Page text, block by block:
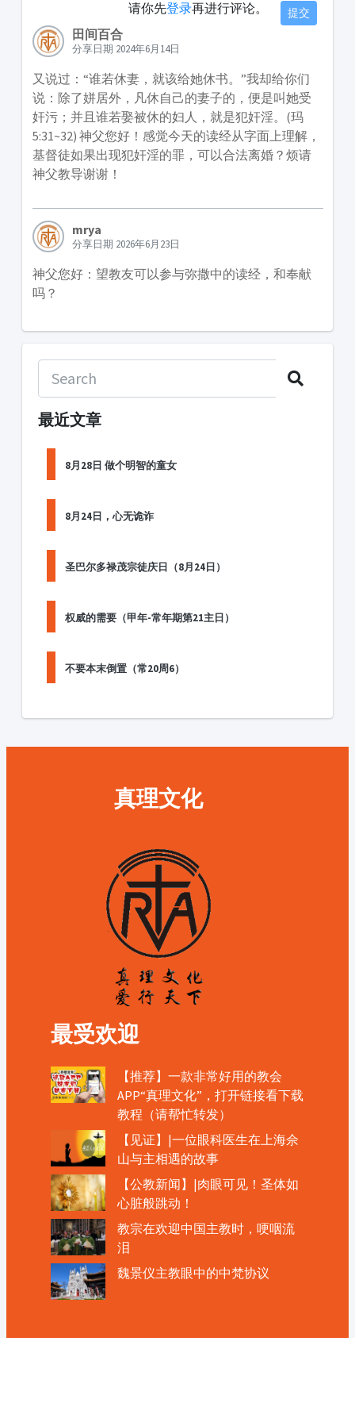
请你先登录再进行评论。 提交
田间百合
分享日期 2024年6月14日
又说过：“谁若休妻，就该给她休书。”我却给你们
说：除了姘居外，凡休自己的妻子的，便是叫她受
奸污；并且谁若娶被休的妇人，就是犯奸淫。(玛
5:31~32) 神父您好！感觉今天的读经从字面上理解，
基督徒如果出现犯奸淫的罪，可以合法离婚？烦请
神父教导谢谢！
mrya
分享日期 2026年6月23日
神父您好：望教友可以参与弥撒中的读经，和奉献
吗？
最近文章
8月28日 做个明智的童女
8月24日，心无诡诈
圣巴尔多禄茂宗徒庆日（8月24日）
权威的需要（甲年-常年期第21主日）
不要本末倒置（常20周6）
真理文化
最受欢迎
【推荐】一款非常好用的教会
APP“真理文化”，打开链接看下载
教程（请帮忙转发）
【见证】|一位眼科医生在上海佘
山与主相遇的故事
【公教新闻】|肉眼可见！圣体如
心脏般跳动！
教宗在欢迎中国主教时，哽咽流
泪
魏景仪主教眼中的中梵协议